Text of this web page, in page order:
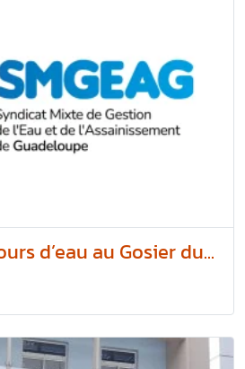
d’eau au Gosier du...